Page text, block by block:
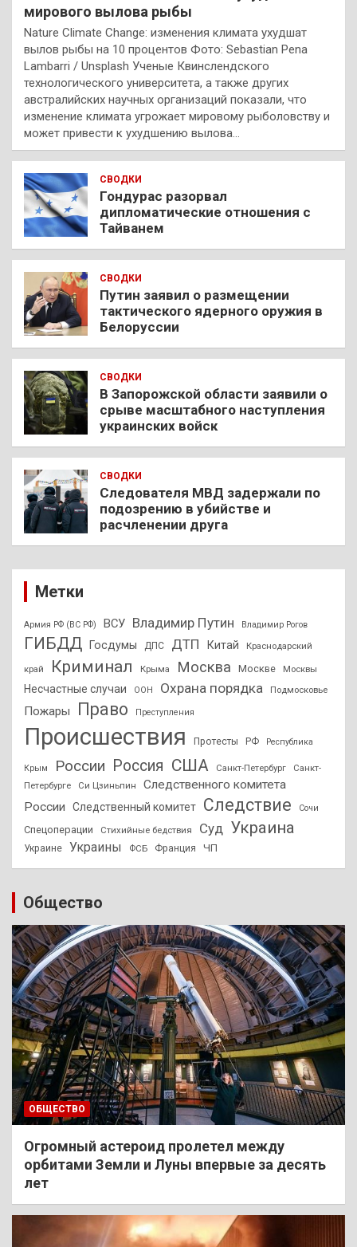
мирового вылова рыбы
Nature Climate Change: изменения климата ухудшат
вылов рыбы на 10 процентов Фото: Sebastian Pena
Lambarri / Unsplash Ученые Квинслендского
технологического университета, а также других
австралийских научных организаций показали, что
изменение климата угрожает мировому рыболовству и
может привести к ухудшению вылова…
СВОДКИ
Гондурас разорвал
дипломатические отношения с
Тайванем
СВОДКИ
Путин заявил о размещении
тактического ядерного оружия в
Белоруссии
СВОДКИ
В Запорожской области заявили о
срыве масштабного наступления
украинских войск
СВОДКИ
Следователя МВД задержали по
подозрению в убийстве и
расчленении друга
Метки
Армия РФ (ВС РФ) ВСУ Владимир Путин Владимир Рогов
ГИБДД Госдумы ДПС ДТП Китай Краснодарский
край Криминал Крыма Москва Москве Москвы
Несчастные случаи ООН Охрана порядка Подмосковье
Пожары Право Преступления
Происшествия Протесты РФ Республика
Крым России Россия США Санкт-Петербург
Санкт-
Петербурге
Си Цзиньпин
Следственного комитета
России
Следственный комитет Следствие Сочи
Спецоперации Стихийные бедствия Суд Украина
Украине Украины ФСБ Франция ЧП
Общество
ОБЩЕСТВО
Огромный астероид пролетел между
орбитами Земли и Луны впервые за десять
лет